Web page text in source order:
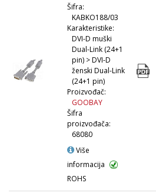
Šifra:
KABKO188/03
Karakteristike:
DVI-D muški
Dual-Link (24+1
pin) > DVI-D
ženski Dual-Link
(24+1 pin)
Proizvođač:
GOOBAY
Šifra
proizvođača:
68080
Više
informacija
ROHS